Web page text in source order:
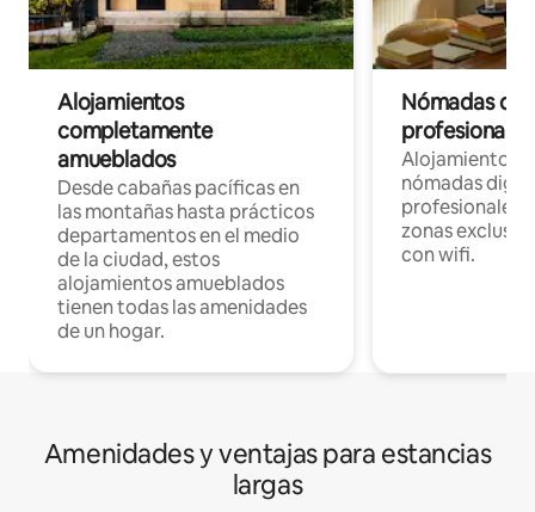
Alojamientos
completamente
amueblados
Desde cabañas pacíficas en
las montañas hasta prácticos
departamentos en el medio
de la ciudad, estos
alojamientos amueblados
tienen todas las amenidades
de un hogar.
Nómadas
Alojamientos
nómadas
profesionales
zonas
con wifi.
Amenidades y ventajas para estancias
largas